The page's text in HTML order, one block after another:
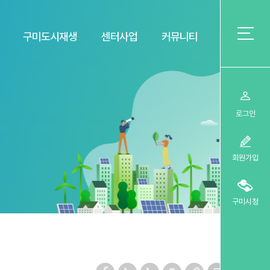
로그인
회원가입
구미시청
구미도시재생 센터사업 커뮤니티